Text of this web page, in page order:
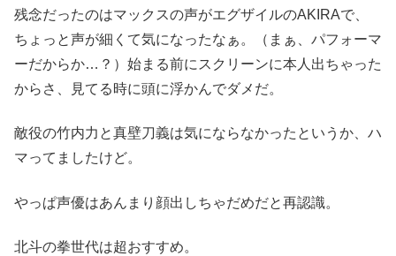
残念だったのはマックスの声がエグザイルのAKIRAで、
ちょっと声が細くて気になったなぁ。（まぁ、パフォーマ
ーだからか…？）始まる前にスクリーンに本人出ちゃった
からさ、見てる時に頭に浮かんでダメだ。
敵役の竹内力と真壁刀義は気にならなかったというか、ハ
マってましたけど。
やっぱ声優はあんまり顔出しちゃだめだと再認識。
北斗の拳世代は超おすすめ。